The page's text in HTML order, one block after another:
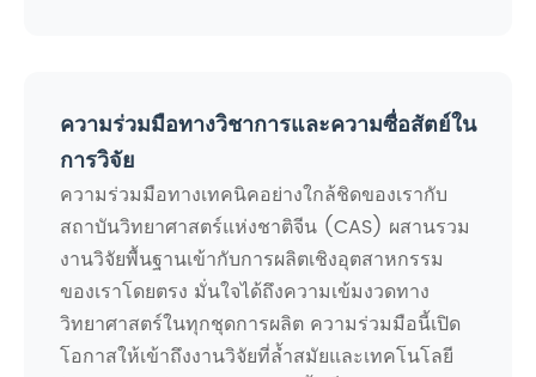
ความร่วมมือทางวิชาการและความซื่อสัตย์ใน
การวิจัย
ความร่วมมือทางเทคนิคอย่างใกล้ชิดของเรากับ
สถาบันวิทยาศาสตร์แห่งชาติจีน (CAS) ผสานรวม
งานวิจัยพื้นฐานเข้ากับการผลิตเชิงอุตสาหกรรม
ของเราโดยตรง มั่นใจได้ถึงความเข้มงวดทาง
วิทยาศาสตร์ในทุกชุดการผลิต ความร่วมมือนี้เปิด
โอกาสให้เข้าถึงงานวิจัยที่ล้ำสมัยและเทคโนโลยี